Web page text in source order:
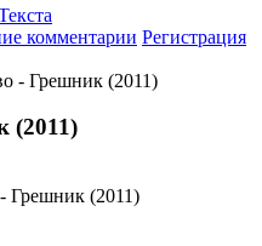
комментарии Регистрация
- Грешник (2011)
(2011)